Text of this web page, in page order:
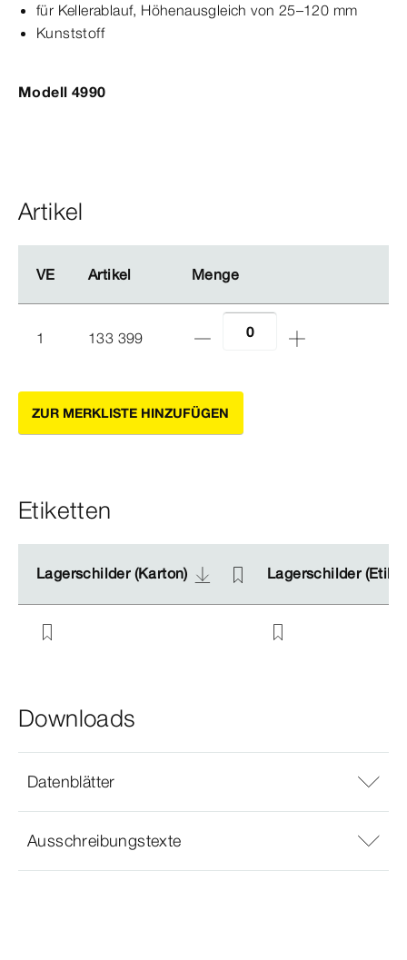
für Keller­ablauf, Höhenausgleich von 25–120 mm
Kunststoff
Modell 4990
Artikel
VE Artikel Menge
VE Artikel Menge
1 133 399
ZUR MERKLISTE HINZUFÜGEN
Etiketten
Lagerschilder (Karton) Lagerschilder
Lagerschilder (Karton) Lagerschilder
Downloads
Datenblätter
Ausschreibungstexte